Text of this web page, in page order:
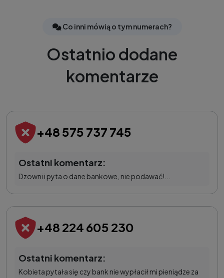
Co inni mówią o tym numerach?
Ostatnio dodane
komentarze
+48 575 737 745
Ostatni komentarz:
Dzowni i pyta o dane bankowe, nie podawać!...
+48 224 605 230
Ostatni komentarz:
Kobieta pytała się czy bank nie wypłacił mi pieniądze za